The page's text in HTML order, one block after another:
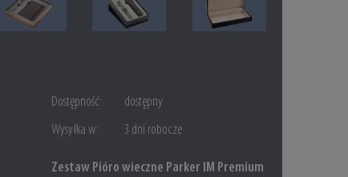
Dostępność:
dostępny
Wysyłka w:
3 dni robocze
Zestaw Pióro wieczne Parker IM Premium